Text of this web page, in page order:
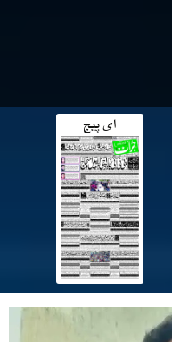
ای پیج